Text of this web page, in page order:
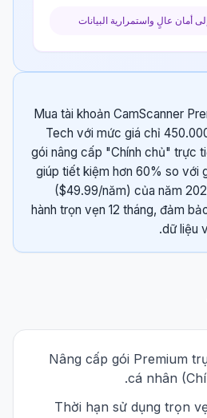
أمان عالٍ واستمرارية البيانات
Mua tài khoản CamScanner
Tech với mức giá chỉ
gói nâng cấp "Chính chủ" trực
giúp tiết kiệm hơn 60% so với
($49.99/năm) của năm
hành trọn vẹn 12 tháng, đảm
dữ liệu
Nâng cấp gói Premium
cá nhân
Thời hạn sử dụng trọn